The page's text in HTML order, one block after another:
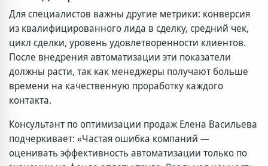
Для специалистов важны другие метрики: конверсия
из квалифицированного лида в сделку, средний чек,
цикл сделки, уровень удовлетворенности клиентов.
После внедрения автоматизации эти показатели
должны расти, так как менеджеры получают больше
времени на качественную проработку каждого
контакта.
Консультант по оптимизации продаж Елена Васильева
подчеркивает: «Частая ошибка компаний —
оценивать эффективность автоматизации только по